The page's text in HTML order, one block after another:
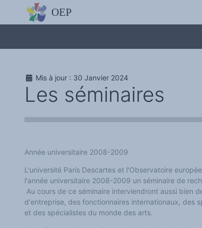
Agir avec l'OEP
Contacter l'OEP
Proposer une action
Demander un stage
LES ACTIONS
La petite librairie de l'OEP
L'annuaire des chercheurs et équipes de recherche sur le
Les séminaires en partenariat
Les Assises
Une cagnotte pour installer le plurilinguisme à l'université
PÔLE RECHERCHE
Colloques et séminaires
Les séminaires
Mis à jour : 30 Janvier 2024
Année universitaire 2008-2009
L'université Paris Descartes et l'Observatoire
l'année universitaire 2008-2009 un séminaire de
Au cours de ce séminaire interviendront aussi bien
d'entreprise, des fonctionnaires internationaux, des
et des spécialistes du monde des arts.